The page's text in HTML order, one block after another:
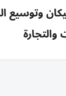
وتوسيع
والتجارة